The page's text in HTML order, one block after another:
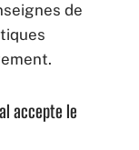
de
accepte le